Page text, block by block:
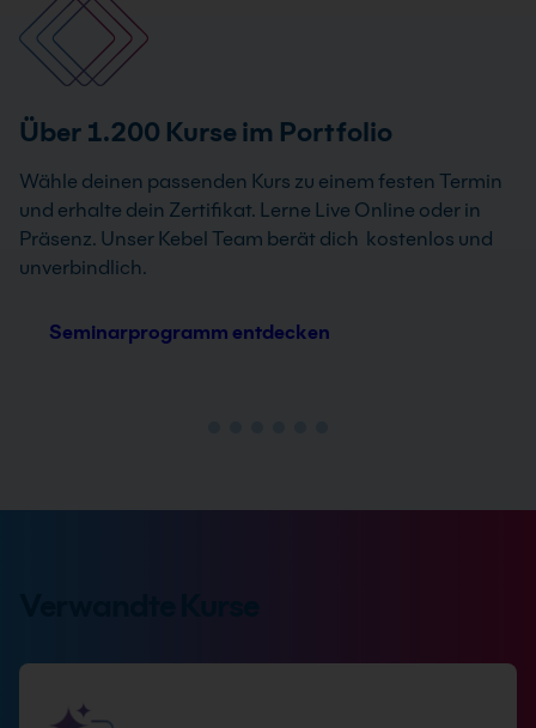
Über 1.200 Kurse im Portfolio
Wähle deinen passenden Kurs zu einem festen Termin
und erhalte dein Zertifikat. Lerne Live Online oder in
Präsenz. Unser Kebel Team berät dich kostenlos und
unverbindlich.
Seminarprogramm entdecken